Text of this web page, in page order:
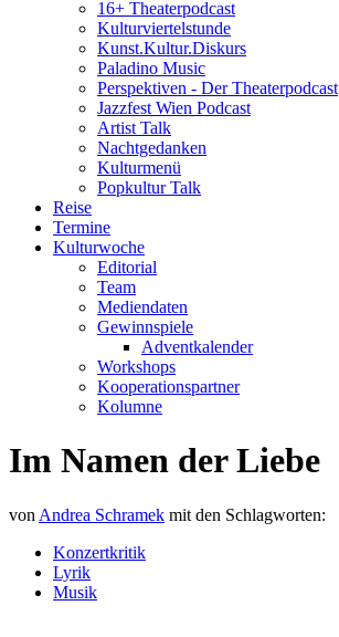
16+ Theaterpodcast
Kulturviertelstunde
Kunst.Kultur.Diskurs
Paladino Music
Perspektiven - Der Theaterpodcast
Jazzfest Wien Podcast
Artist Talk
Nachtgedanken
Kulturmenü
Popkultur Talk
Reise
Termine
Kulturwoche
Editorial
Team
Mediendaten
Gewinnspiele
Adventkalender
Workshops
Kooperationspartner
Kolumne
Im Namen der Liebe
von Andrea Schramek mit den Schlagworten:
Konzertkritik
Lyrik
Musik